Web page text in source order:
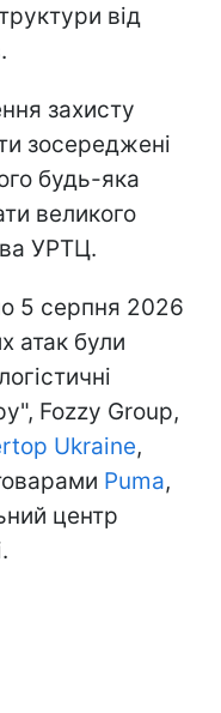
від
захисту
зосереджені
будь-яка
великого
УРТЦ.
5 серпня 2026
атак були
Fozzy Group,
Ukraine,
Puma,
центр